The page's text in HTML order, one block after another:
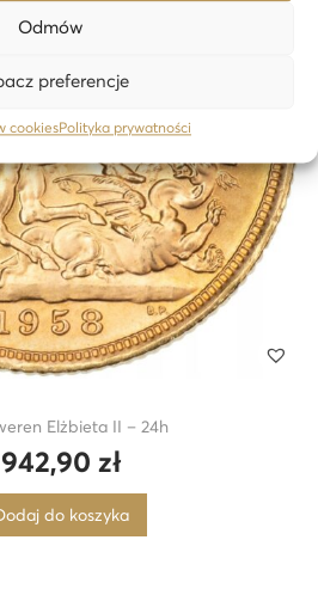
Odmów
preferencje
cookiesPolityka prywatności
Elżbieta II – 24h
zł
do koszyka